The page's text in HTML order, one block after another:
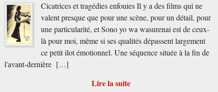
Cicatrices et tragédies enfouies Il y a des films qui ne
valent presque que pour une scène, pour un détail, pour
une particularité, et Sono yo wa wasurenai est de ceux-
là pour moi, même si ses qualités dépassent largement
ce petit ilot émotionnel. Une séquence située à la fin de
l'avant-dernière […]
Lire la suite